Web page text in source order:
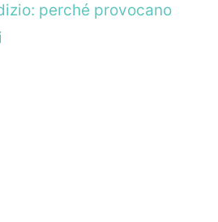
perché provocano